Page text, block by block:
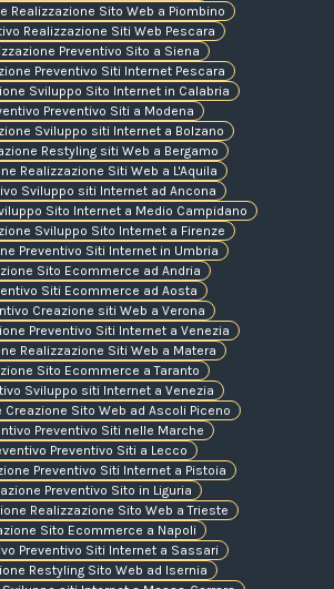
Realizzazione Sito Web a Piombino
Realizzazione Siti Web Pescara
Preventivo Sito a Siena
Preventivo Siti Internet Pescara
Sviluppo Sito Internet in Calabria
Preventivo Siti a Modena
Sviluppo siti Internet a Bolzano
Restyling siti Web a Bergamo
Realizzazione Siti Web a L'Aquila
Sviluppo siti Internet ad Ancona
Sito Internet a Medio Campidano
Sviluppo Sito Internet a Firenze
Preventivo Siti Internet in Umbria
Sito Ecommerce ad Andria
Siti Ecommerce ad Aosta
Creazione siti Web a Verona
Preventivo Siti Internet a Venezia
Realizzazione Siti Web a Matera
Sito Ecommerce a Taranto
Sviluppo siti Internet a Venezia
Creazione Sito Web ad Ascoli Piceno
Preventivo Siti nelle Marche
Preventivo Siti a Lecco
Preventivo Siti Internet a Pistoia
Preventivo Sito in Liguria
Realizzazione Sito Web a Trieste
Sito Ecommerce a Napoli
Preventivo Siti Internet a Sassari
Restyling Sito Web ad Isernia